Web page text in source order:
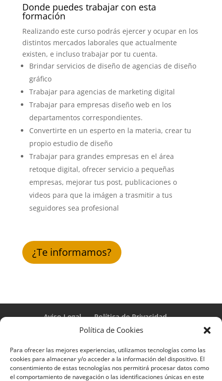
Política de Cookies
Para ofrecer las mejores experiencias, utilizamos tecnologías como las
cookies para almacenar y/o acceder a la información del dispositivo. El
consentimiento de estas tecnologías nos permitirá procesar datos como
el comportamiento de navegación o las identificaciones únicas en este
Donde puedes trabajar con esta
formación
Realizando este curso podrás ejercer y ocupar en los
distintos mercados laborales que actualmente
existen, e incluso trabajar por tu cuenta.
Brindar servicios de diseño de agencias de diseño
gráfico
Trabajar para agencias de marketing digital
Trabajar para empresas diseño web en los
departamentos correspondientes.
Convertirte en un esperto en la materia, crear tu
propio estudio de diseño
Trabajar para grandes empresas en el área
retoque digital, ofrecer servicio a pequeñas
empresas, mejorar tus post, publicaciones o
videos para que la imágen a trasmitir a tus
seguidores sea profesional
¿Te informamos?
Aviso Legal
Política de Privacidad
Términos y condiciones – Contrato de matrícula
Formulario de Datos necesarios para alta
Métodos de pago SEQURA
Métodos de pago
Formulario de Acción Formativa